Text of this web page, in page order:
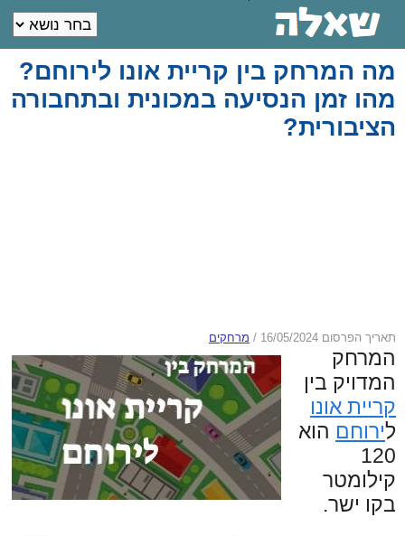
מה המרחק בין קריית אונו לירוחם?
מהו זמן הנסיעה במכונית ובתחבורה
הציבורית?
תאריך הפרסום 16/05/2024 / מרחקים
המרחק
המדויק בין
קריית אונו
לירוחם הוא
120
קילומטר
בקו ישר.